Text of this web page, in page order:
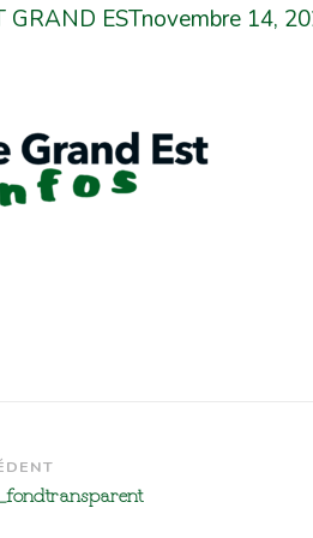
GRAND ESTnovembre 14,